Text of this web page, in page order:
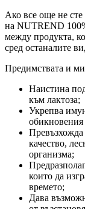
Ако все още не сте
на NUTREND
между продукта,
сред останалите
Предимствата и
Наистина
към лактоза;
Укрепва
обикновения
Превъзхожда
качество,
организма;
които да
времето;
Дава